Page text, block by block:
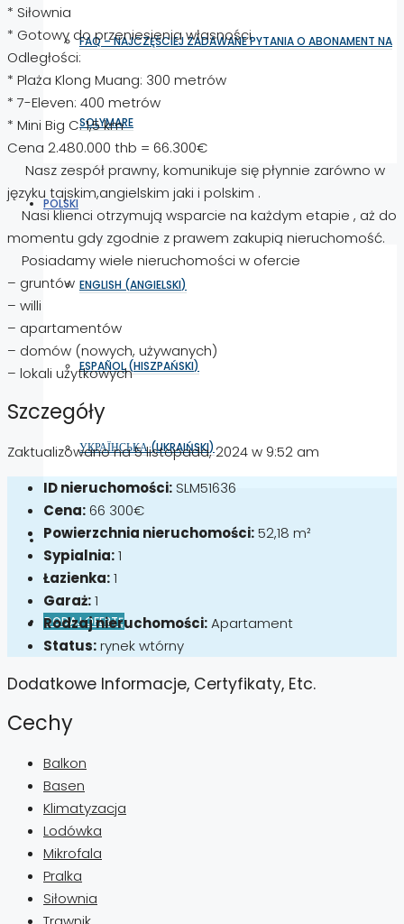
FAQ – NAJCZĘŚCIEJ ZADAWANE PYTANIA O ABONAMENT NA
SOLYMARE
POLSKI
ENGLISH (ANGIELSKI)
ESPAÑOL(HISZPAŃSKI)
УКРАЇНСЬКА(UKRAIŃSKI)
DODAJ OFERTĘ
* Siłownia
* Gotowy do przeniesienia własności
Odległości:
* Plaża Klong Muang: 300 metrów
* 7-Eleven: 400 metrów
* Mini Big C: 1,5 km
Cena 2.480.000 thb = 66.300€
Nasz zespół prawny, komunikuje się płynnie zarówno w
języku tajskim,angielskim jaki i polskim .
Nasi klienci otrzymują wsparcie na każdym etapie , aż do
momentu gdy zgodnie z prawem zakupią nieruchomość.
Posiadamy wiele nieruchomości w ofercie
– gruntów
– willi
– apartamentów
– domów (nowych, używanych)
– lokali użytkowych
Szczegóły
Zaktualizowano na 5 listopada, 2024 w 9:52 am
ID nieruchomości:SLM51636
Cena:66 300€
Powierzchnia nieruchomości:52,18 m²
Sypialnia:1
Łazienka:1
Garaż:1
Rodzaj nieruchomości:Apartament
Status:rynek wtórny
Dodatkowe Informacje, Certyfikaty, Etc.
Cechy
Balkon
Basen
Klimatyzacja
Lodówka
Mikrofala
Pralka
Siłownia